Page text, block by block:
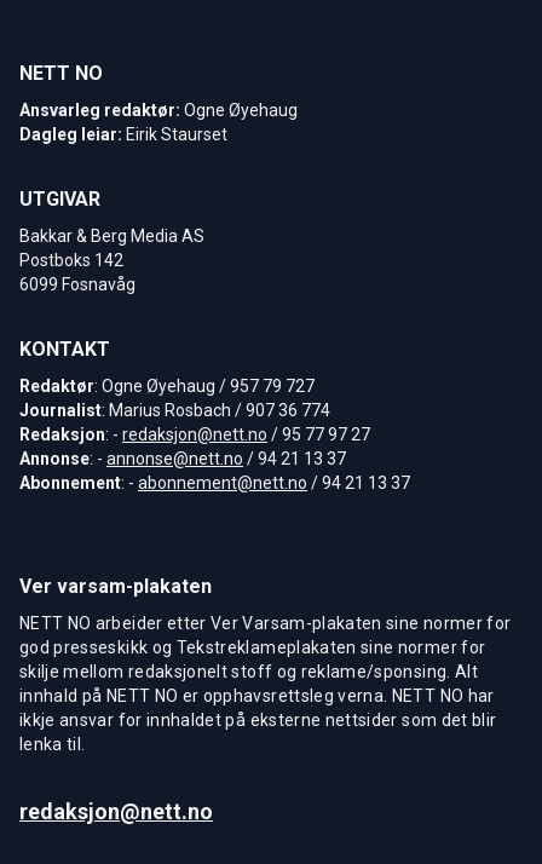
NETT NO
Ansvarleg redaktør: Ogne Øyehaug
Dagleg leiar: Eirik Staurset
UTGIVAR
Bakkar & Berg Media AS
Postboks 142
6099 Fosnavåg
KONTAKT
Redaktør: Ogne Øyehaug / 957 79 727
Journalist: Marius Rosbach / 907 36 774
Redaksjon: - redaksjon@nett.no / 95 77 97 27
Annonse: - annonse@nett.no / 94 21 13 37
Abonnement: - abonnement@nett.no / 94 21 13 37
Ver varsam-plakaten
NETT NO arbeider etter Ver Varsam-plakaten sine normer for
god presseskikk og Tekstreklameplakaten sine normer for
skilje mellom redaksjonelt stoff og reklame/sponsing. Alt
innhald på NETT NO er opphavsrettsleg verna. NETT NO har
ikkje ansvar for innhaldet på eksterne nettsider som det blir
lenka til.
redaksjon@nett.no